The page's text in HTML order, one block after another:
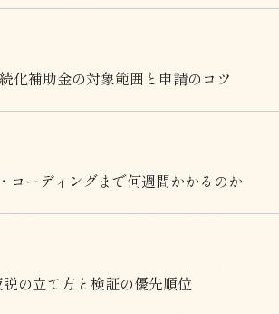
化補助金の対象範囲と申請のコツ
コーディングまで何週間かかるのか
の立て方と検証の優先順位